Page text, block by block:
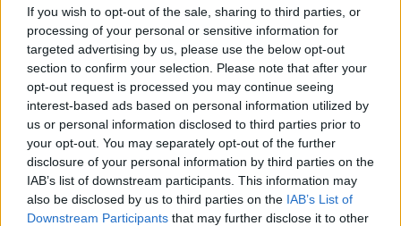
If you wish to opt-out of the sale, sharing to third parties, or
processing of your personal or sensitive information for
targeted advertising by us, please use the below opt-out
section to confirm your selection. Please note that after your
opt-out request is processed you may continue seeing
interest-based ads based on personal information utilized by
us or personal information disclosed to third parties prior to
your opt-out. You may separately opt-out of the further
disclosure of your personal information by third parties on the
IAB’s list of downstream participants. This information may
also be disclosed by us to third parties on the IAB’s List of
Downstream Participants that may further disclose it to other
MERDE MERDE
MERDE
Laisse sortir, laisse sortir maintenant
Laisse sortir, laisse sortir
Pas tout, juste un peu
Laisse sortir, laisse sortir
Laisse sortir, laisse sortir
Laisse sortir, laisse sortir
Laisse sortir, laisse sortir
Let it out, let it out
Let it out, let it out